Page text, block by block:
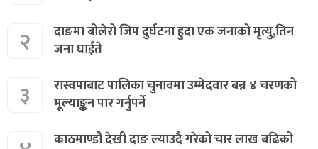
२
दाङमा बोलेरो जिप दुर्घटना हुदा एक जनाको मृत्यु,तिन
जना घाईते
३
रास्वपाबाट पालिका चुनावमा उम्मेदवार बन्न ४ चरणको
मूल्याङ्कन पार गर्नुपर्ने
काठमाण्डौ देखी दाङ ल्याउदै गरेको चार लाख बढिको